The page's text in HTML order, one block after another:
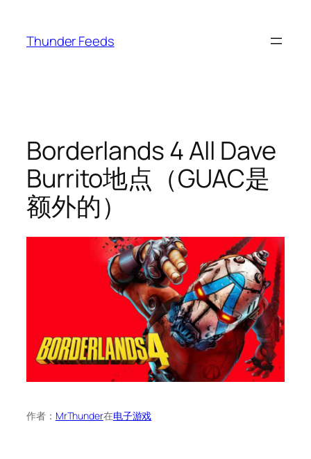
Thunder Feeds
Borderlands 4 All Dave
Burrito地点（GUAC是
额外的）
作者： MrThunder在电子游戏